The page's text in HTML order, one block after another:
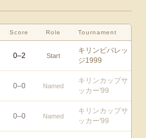
Score Role Tournament
0–2 Start
キリンビバレッ
ジ1999
0–0 Named
キリンカップサ
ッカー'99
0–0 Named
キリンカップサ
ッカー'99